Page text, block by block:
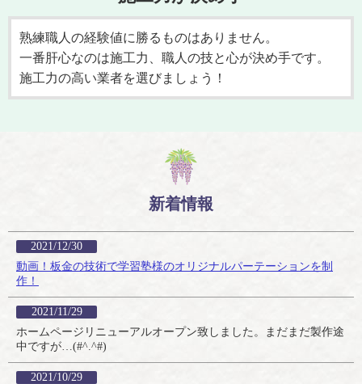
熟練職人の経験値に勝るものはありません。
一番肝心なのは施工力、職人の技と心が決め手です。
施工力の高い業者を選びましょう！
新着情報
2021/12/30
動画！板金の技術で学習塾様のオリジナルパーテーションを制
作！
2021/11/29
ホームページリニューアルオープン致しました。まだまだ製作途
中ですが…(#^.^#)
2021/10/29